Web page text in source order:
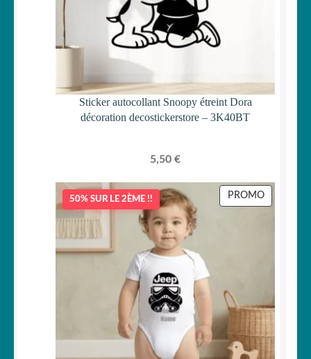
Sticker autocollant Snoopy étreint Dora
décoration decostickerstore – 3K40BT
5,50 €
50% SUR LE 2ÈME !! PROMOPRODUIT